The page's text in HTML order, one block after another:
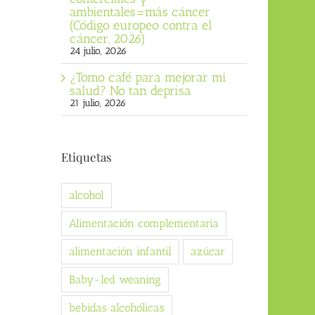
ambientales=más cáncer
(Código europeo contra el
cáncer, 2026)
24 julio, 2026
¿Tomo café para mejorar mi
salud? No tan deprisa
21 julio, 2026
Etiquetas
alcohol
Alimentación complementaria
alimentación infantil azúcar
Baby-led weaning
bebidas alcohólicas